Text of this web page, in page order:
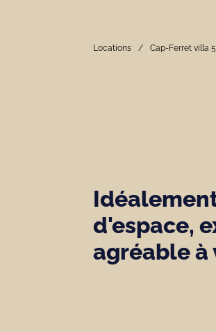
Locations Cap-Ferret villa
d'espace,
agréable à